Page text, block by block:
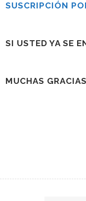
SUSCRIPCIÓN
SI USTED YA SE
MUCHAS